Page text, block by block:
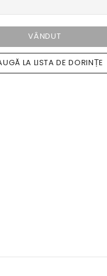
VÂNDUT
LA LISTA DE DORINȚE